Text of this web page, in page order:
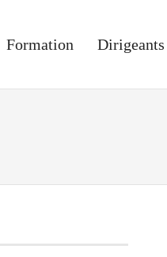
Formation Dirigeants